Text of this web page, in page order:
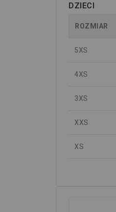
DZIECI
ROZMIAR
5XS
4XS
3XS
XXS
XS